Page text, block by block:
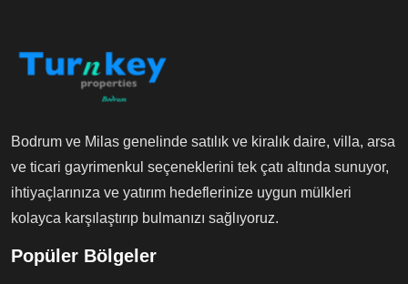
Bodrum ve Milas genelinde satılık ve kiralık daire, villa, arsa
ve ticari gayrimenkul seçeneklerini tek çatı altında sunuyor,
ihtiyaçlarınıza ve yatırım hedeflerinize uygun mülkleri
kolayca karşılaştırıp bulmanızı sağlıyoruz.
Popüler Bölgeler